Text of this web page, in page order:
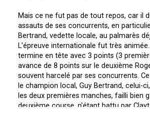
Mais ce ne fut pas de tout repos, car il
assauts de ses concurrents, en
Bertrand, vedette locale, au palmarès
L'épreuve internationale fut très
termine en tête avec 3 points (3
avance de 8 points sur le deuxième
souvent harcelé par ses concurrents.
le champion local, Guy Bertrand, celui-
les deux premières manches, failli bien
deuxième course, n'étant battu par